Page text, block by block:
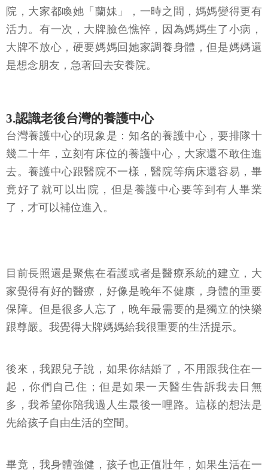
院，大家都喚她「蘭妹」，一時之間，媽媽變得更有
活力。有一次，大牌臉色憔悴，因為媽媽生了小病，
大牌不放心，硬要媽媽回她家調養身體，但是媽媽還
是想念朋友，急著回去安養院。
3.認識老後台灣的養護中心
台灣養護中心的現象是：知名的養護中心，要排隊十
幾二十年，立刻有床位的養護中心，大家還不敢住進
去。養護中心跟醫院不一樣，醫院等病床還容易，畢
竟好了就可以出院，但是養護中心要等到有人畢業
了，才可以補位進入。
目前長照還是聚焦在看護或者是醫療系統的建立，大
家覺得有好的醫療，好像是晚年不健康，身體的重要
保障。但是很多人忘了，晚年最需要的是獨立的快樂
跟尊嚴。我覺得大牌媽媽給我很重要的生活提示。
後來，我跟兒子說，如果你結婚了，不用跟我住在一
起，你們自己住；但是如果一天醫生告訴我去日無
多，我希望你陪我過人生最後一哩路。這樣的想法是
先給孩子自由生活的空間。
畢竟，我身體強健，孩子也正值壯年，如果生活在一